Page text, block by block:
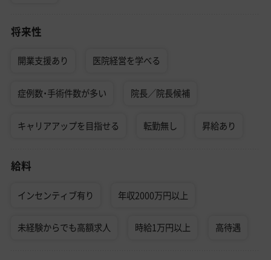
将来性
開業支援あり 医院経営を学べる
症例数・手術件数が多い 院長／院長候補
キャリアアップを目指せる 転勤無し 昇給あり
給料
インセンティブ有り 年収2000万円以上
未経験からでも高額求人 時給1万円以上 高待遇